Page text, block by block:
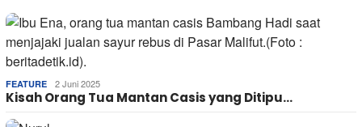
FEATURE 2 Juni 2025
Kisah Orang Tua Mantan Casis yang Ditipu…